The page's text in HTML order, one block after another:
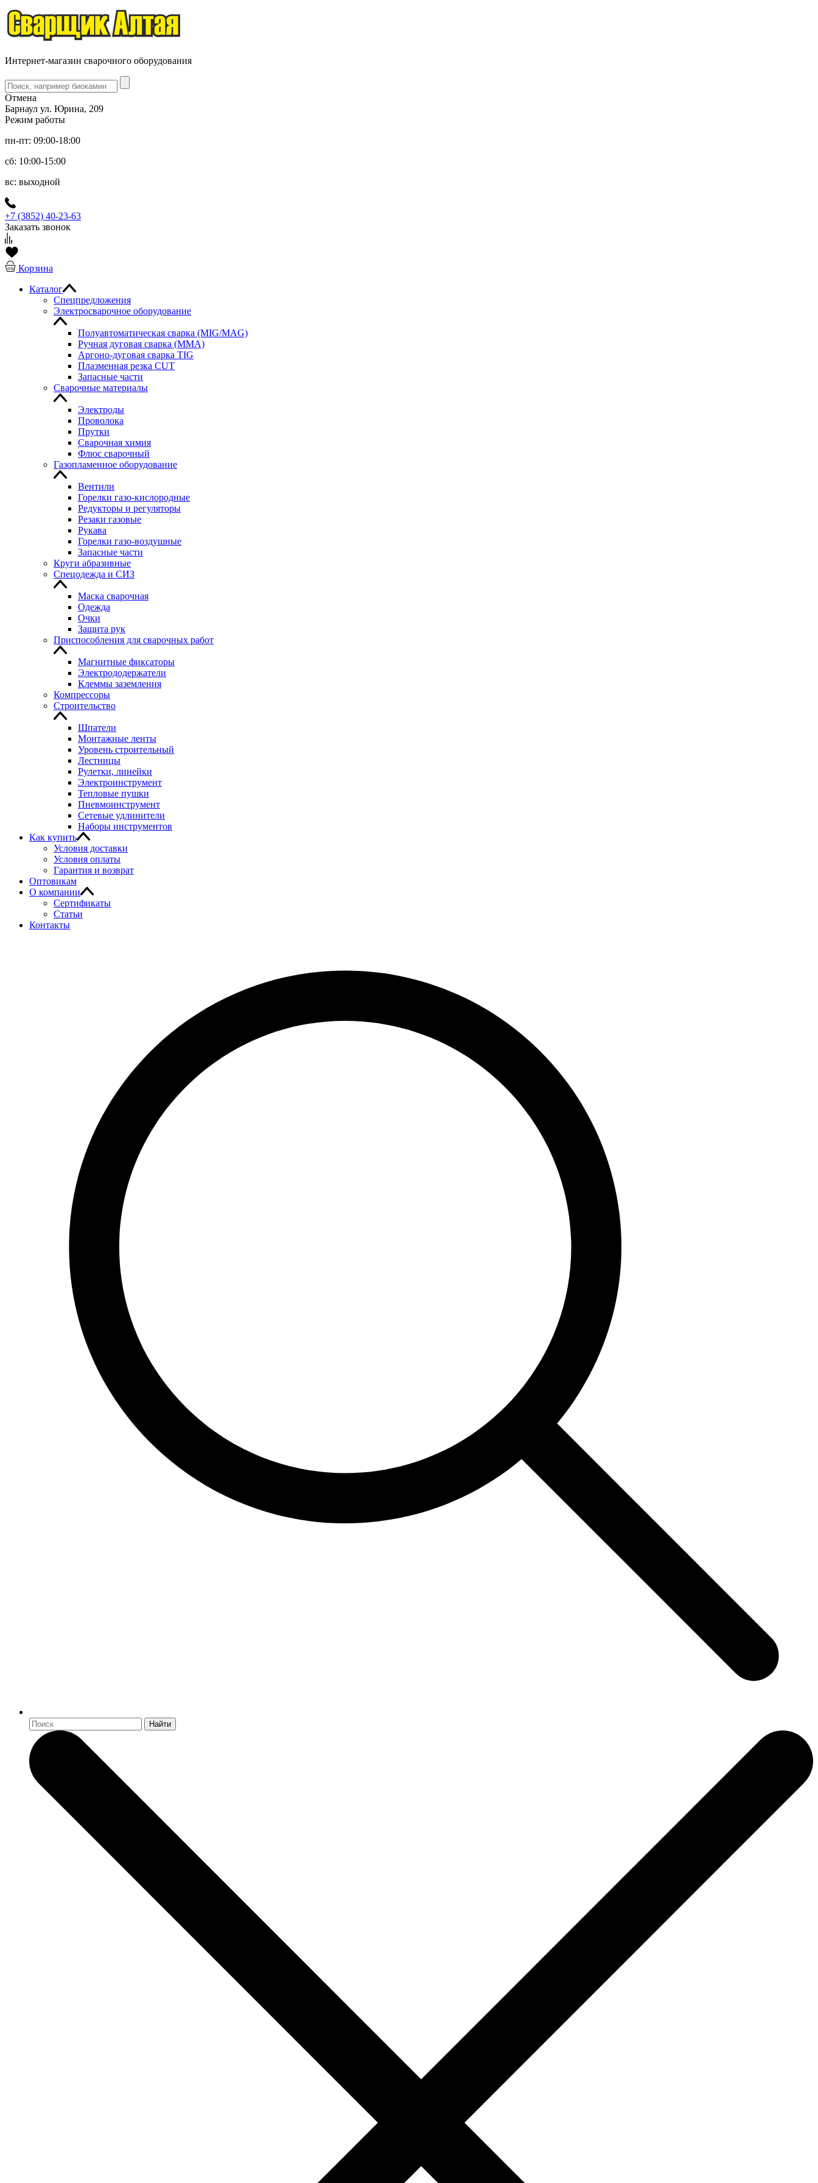
Интернет-магазин сварочного оборудования
Отмена
Барнаул ул. Юрина, 209
Режим работы
пн-пт: 09:00-18:00
сб: 10:00-15:00
вс: выходной
+7 (3852) 40-23-63
Заказать звонок
Корзина
Каталог
Спецпредложения
Электросварочное оборудование
Полуавтоматическая сварка (MIG/MAG)
Ручная дуговая сварка (MMA)
Аргоно-дуговая сварка TIG
Плазменная резка CUT
Запасные части
Сварочные материалы
Электроды
Проволока
Прутки
Сварочная химия
Флюс сварочный
Газопламенное оборудование
Вентили
Горелки газо-кислородные
Редукторы и регуляторы
Резаки газовые
Рукава
Горелки газо-воздушные
Запасные части
Круги абразивные
Спецодежда и СИЗ
Маска сварочная
Одежда
Очки
Защита рук
Приспособления для сварочных работ
Магнитные фиксаторы
Электрододержатели
Клеммы заземления
Компрессоры
Строительство
Шпатели
Монтажные ленты
Уровень строительный
Лестницы
Рулетки, линейки
Электроинструмент
Тепловые пушки
Пневмоинструмент
Сетевые удлинители
Наборы инструментов
Как купить
Условия доставки
Условия оплаты
Гарантия и возврат
Оптовикам
О компании
Сертификаты
Статьи
Контакты
Найти